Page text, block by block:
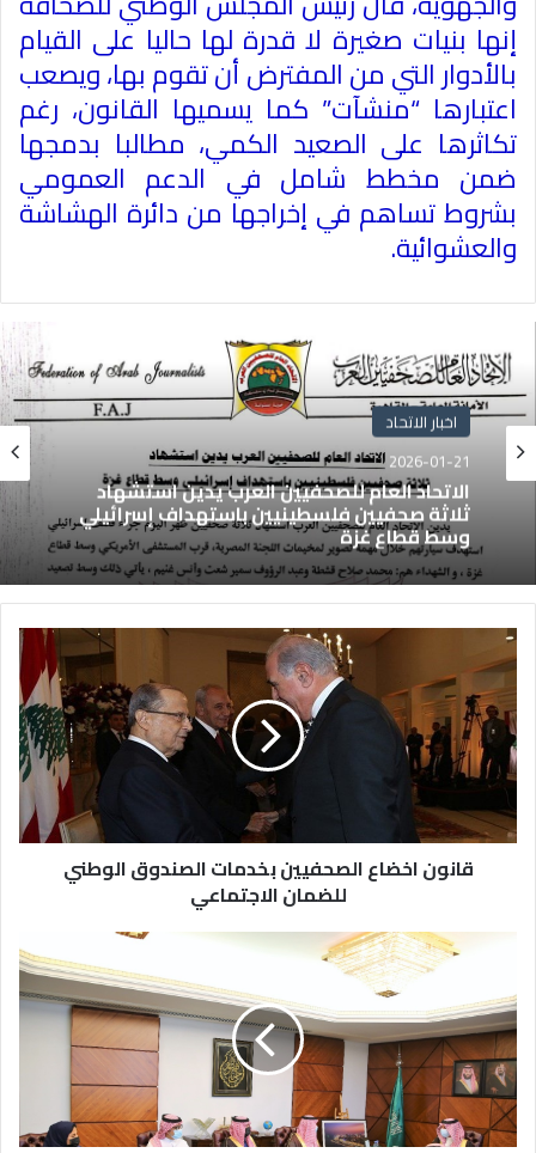
إنها بنيات صغيرة لا قدرة لها حاليا على القيام
بالأدوار التي من المفترض أن تقوم بها، ويصعب
اعتبارها “منشآت” كما يسميها القانون، رغم
تكاثرها على الصعيد الكمي، مطالبا بدمجها
ضمن مخطط شامل في الدعم العمومي
بشروط تساهم في إخراجها من دائرة الهشاشة
والعشوائية.
اخبار الاتحاد
2026-01-21
الاتحاد العام للصحفيين العرب يدين استشهاد
ثلاثة صحفيين فلسطينيين باستهداف إسرائيلي
وسط قطاع غزة
قانون اخضاع الصحفيين بخدمات الصندوق الوطني
للضمان الاجتماعي